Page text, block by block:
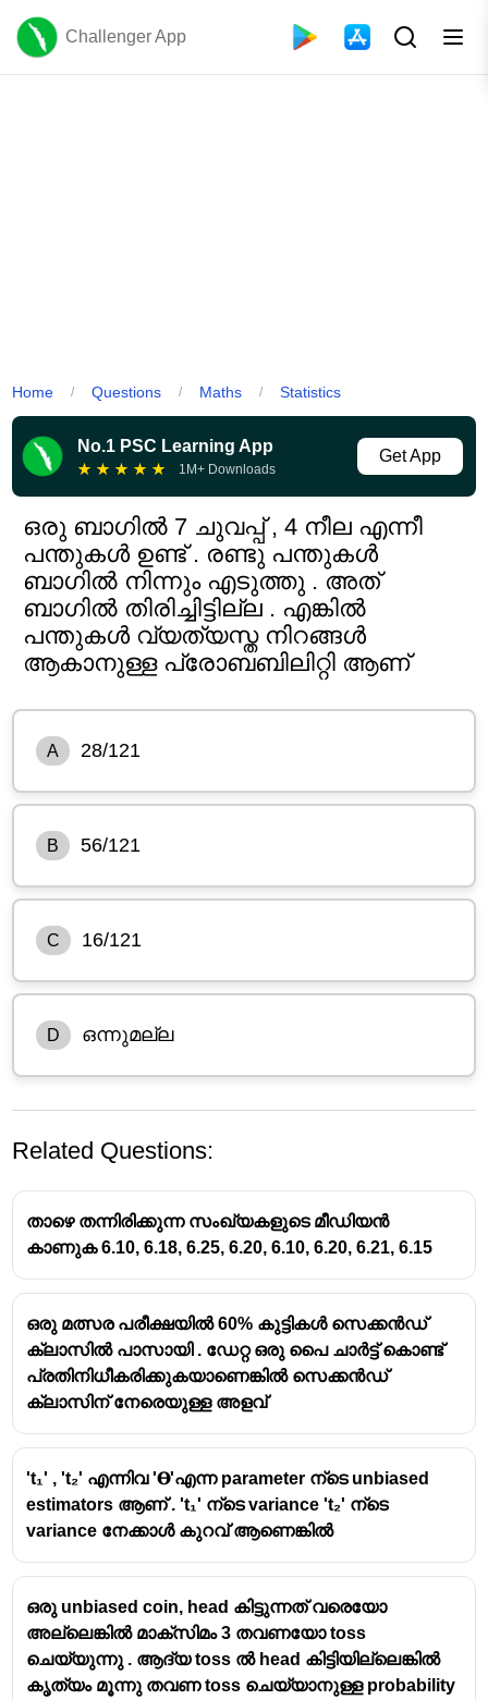
Challenger App
Home / Questions / Maths / Statistics
No.1 PSC Learning App
★ ★ ★ ★ ★ 1M+ Downloads
Get App
ഒരു ബാഗിൽ 7 ചുവപ്പ് , 4 നീല എന്നീ
പന്തുകൾ ഉണ്ട് . രണ്ടു പന്തുകൾ
ബാഗിൽ നിന്നും എടുത്തു . അത്
ബാഗിൽ തിരിച്ചിട്ടില്ല . എങ്കിൽ
പന്തുകൾ വ്യത്യസ്ത നിറങ്ങൾ
ആകാനുള്ള പ്രോബബിലിറ്റി ആണ്
A 28/121
B 56/121
C 16/121
D ഒന്നുമല്ല
Related Questions:
താഴെ തന്നിരിക്കുന്ന സംഖ്യകളുടെ മീഡിയൻ
കാണുക 6.10, 6.18, 6.25, 6.20, 6.10, 6.20, 6.21, 6.15
ഒരു മത്സര പരീക്ഷയിൽ 60% കുട്ടികൾ സെക്കൻഡ്
ക്ലാസിൽ പാസായി . ഡേറ്റ ഒരു പൈ ചാർട്ട് കൊണ്ട്
പ്രതിനിധീകരിക്കുകയാണെങ്കിൽ സെക്കൻഡ്
ക്ലാസിന് നേരെയുള്ള അളവ്
't₁' , 't₂' എന്നിവ '𝚹'എന്ന parameter ന്ടെ unbiased
estimators ആണ് . 't₁' ന്ടെ variance 't₂' ന്ടെ
variance നേക്കാൾ കുറവ് ആണെങ്കിൽ
ഒരു unbiased coin, head കിട്ടുന്നത് വരെയോ
അല്ലെങ്കിൽ മാക്സിമം 3 തവണയോ toss
ചെയ്യുന്നു . ആദ്യ toss ൽ head കിട്ടിയില്ലെങ്കിൽ
കൃത്യം മൂന്നു തവണ toss ചെയ്യാനുള്ള probability